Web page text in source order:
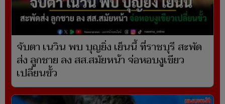
จับตา เนวิน พบ บุญยิ่ง เย็นนี้ ที่ราชบุรี สะพัด
ส่ง ลูกชาย ลง สส.สมัยหน้า จ่อหอบงูเขียว
เปลี่ยนขั้ว